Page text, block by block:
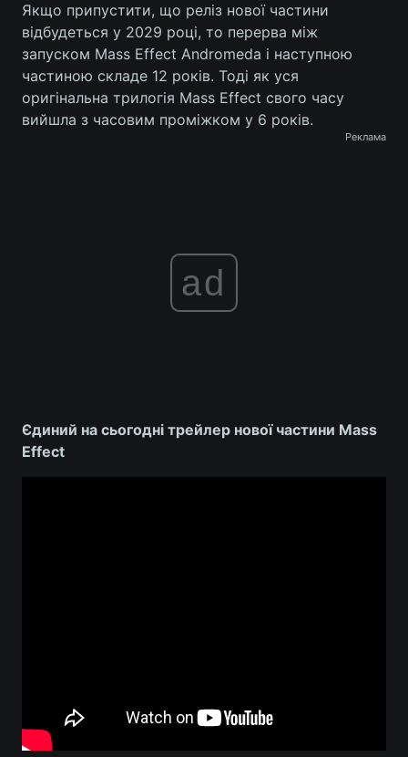
Якщо припустити, що реліз нової частини
відбудеться у 2029 році, то перерва між
запуском Mass Effect Andromeda і наступною
частиною складе 12 років. Тоді як уся
оригінальна трилогія Mass Effect свого часу
вийшла з часовим проміжком у 6 років.
Реклама
ad
Єдиний на сьогодні трейлер нової частини Mass
Effect